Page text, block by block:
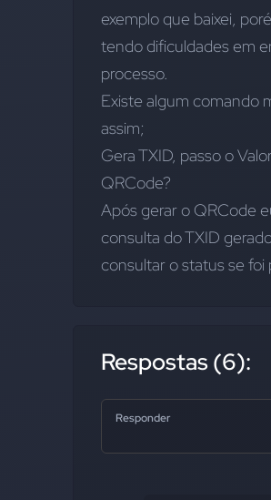
exemplo que baixei,
tendo dificuldades em
processo.
Existe algum comando
assim;
Gera TXID, passo o
QRCode?
Após gerar o QRCode
consulta do TXID
consultar o status se foi
Respostas (6):
Responder